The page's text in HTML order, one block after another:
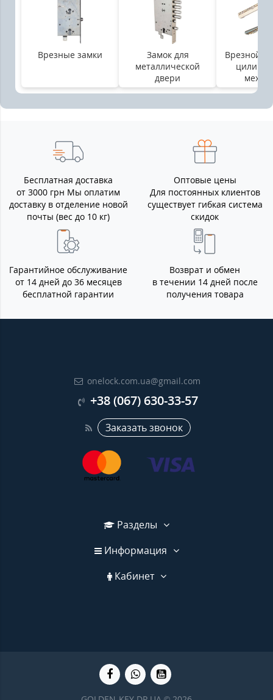
Врезные замки
Замок для
металлической
двери
Врезной
Бесплатная доставка
от 3000 грн Мы оплатим
доставку в отделение новой
почты (вес до 10 кг)
Оптовые цены
Для постоянных клиентов
существует гибкая система
скидок
Гарантийное обслуживание
от 14 дней до 36 месяцев
бесплатной гарантии
Возврат и обмен
в течении 14 дней после
получения товара
onelock.com.ua@gmail.com
+38 (067) 630-33-57
Заказать звонок
Разделы
Информация
Кабинет